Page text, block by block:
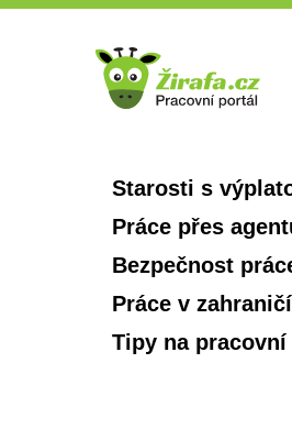
Starosti s
Práce přes
Bezpečnost
Práce v zahraničí
Tipy na